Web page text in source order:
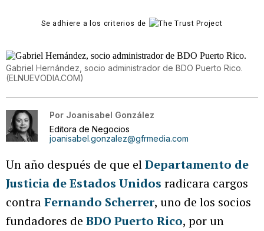
Se adhiere a los criterios de
Gabriel Hernández, socio administrador de BDO Puerto Rico.
(ELNUEVODIA.COM)
Por Joanisabel González
Editora de Negocios
joanisabel.gonzalez@gfrmedia.com
Un año después de que elDepartamento de
Justicia de Estados Unidos radicara cargos
contraFernando Scherrer, uno de los socios
fundadores de BDO Puerto Rico, por un